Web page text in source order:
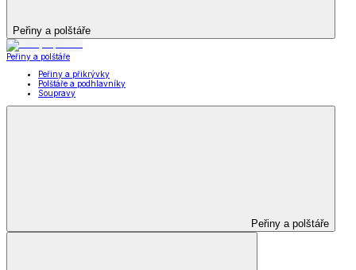
Peřiny a polštáře
Peřiny a polštáře
Peřiny a přikrývky
Polštáře a podhlavníky
Soupravy
Peřiny a polštáře